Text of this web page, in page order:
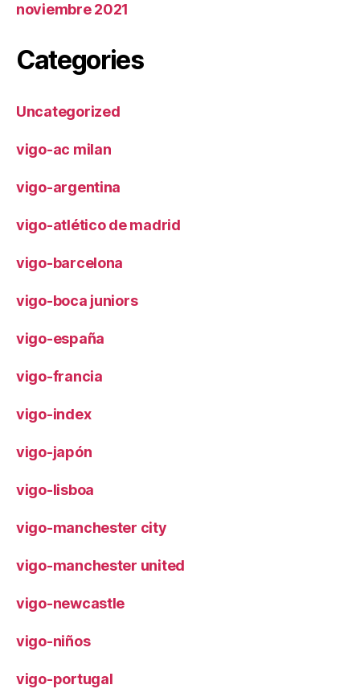
noviembre 2021
Categories
Uncategorized
vigo-ac milan
vigo-argentina
vigo-atlético de madrid
vigo-barcelona
vigo-boca juniors
vigo-españa
vigo-francia
vigo-index
vigo-japón
vigo-lisboa
vigo-manchester city
vigo-manchester united
vigo-newcastle
vigo-niños
vigo-portugal